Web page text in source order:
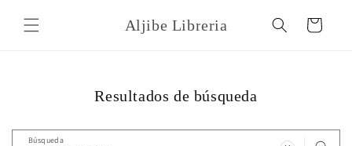
directamente
al contenido
Aljibe Libreria Carrito
Resultados de búsqueda
Búsqueda